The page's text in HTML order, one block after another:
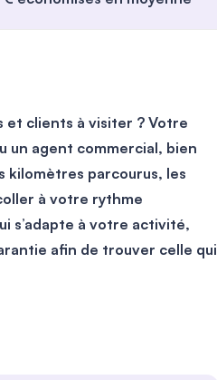
et clients à visiter ? Votre
un agent commercial, bien
kilomètres parcourus, les
à votre rythme
s’adapte à votre activité,
afin de trouver celle qui